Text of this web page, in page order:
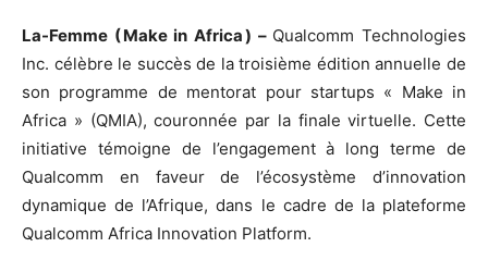
La-Femme ( Make in Africa ) – Qualcomm Technologies
Inc. célèbre le succès de la troisième édition annuelle de
son programme de mentorat pour startups « Make in
Africa » (QMIA), couronnée par la finale virtuelle. Cette
initiative témoigne de l’engagement à long terme de
Qualcomm en faveur de l’écosystème d’innovation
dynamique de l’Afrique, dans le cadre de la plateforme
Qualcomm Africa Innovation Platform.